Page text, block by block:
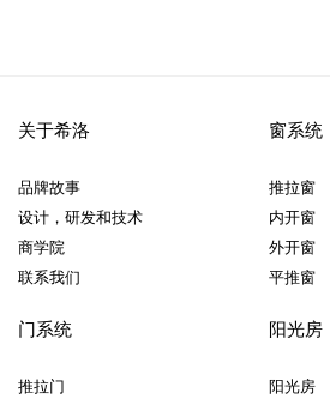
关于希洛
品牌故事
设计，研发和技术
商学院
联系我们
窗系统
推拉窗
内开窗
外开窗
平推窗
门系统
推拉门
阳光房
阳光房